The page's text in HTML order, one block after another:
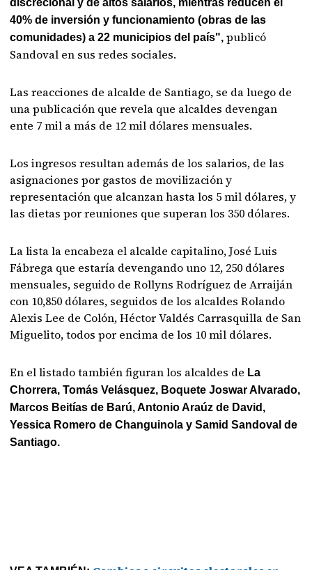
discrecional y de altos salarios, mientras reducen el
40% de inversión y funcionamiento (obras de las
comunidades) a 22 municipios del país", publicó
Sandoval en sus redes sociales.
Las reacciones de alcalde de Santiago, se da luego de
una publicación que revela que alcaldes devengan
ente 7 mil a más de 12 mil dólares mensuales.
Los ingresos resultan además de los salarios, de las
asignaciones por gastos de movilización y
representación que alcanzan hasta los 5 mil dólares, y
las dietas por reuniones que superan los 350 dólares.
La lista la encabeza el alcalde capitalino, José Luis
Fábrega que estaría devengando uno 12, 250 dólares
mensuales, seguido de Rollyns Rodríguez de Arraiján
con 10,850 dólares, seguidos de los alcaldes Rolando
Alexis Lee de Colón, Héctor Valdés Carrasquilla de San
Miguelito, todos por encima de los 10 mil dólares.
En el listado también figuran los alcaldes de La
Chorrera, Tomás Velásquez, Boquete Joswar Alvarado,
Marcos Beitías de Barú, Antonio Araúz de David,
Yessica Romero de Changuinola y Samid Sandoval de
Santiago.